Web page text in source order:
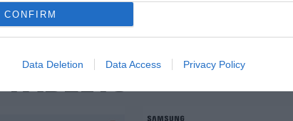
CONFIRM
Data Deletion Data Access Privacy Policy